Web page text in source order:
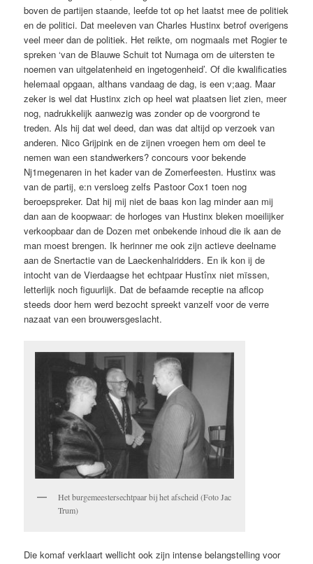
boven de partijen staande, leefde tot op het laatst mee de politiek
en de politici. Dat meeleven van Charles Hustinx betrof overigens
veel meer dan de politiek. Het reikte, om nogmaals met Rogier te
spreken ‘van de Blauwe Schuit tot Numaga om de uitersten te
noemen van uitgelatenheid en ingetogenheid’. Of die kwalificaties
helemaal opgaan, althans vandaag de dag, is een v;aag. Maar
zeker is wel dat Hustinx zich op heel wat plaatsen liet zien, meer
nog, nadrukkelijk aanwezig was zonder op de voorgrond te
treden. Als hij dat wel deed, dan was dat altijd op verzoek van
anderen. Nico Grijpink en de zijnen vroegen hem om deel te
nemen wan een standwerkers? concours voor bekende
Nj1megenaren in het kader van de Zomerfeesten. Hustinx was
van de partij, e:n versloeg zelfs Pastoor Cox1 toen nog
beroepspreker. Dat hij mij niet de baas kon lag minder aan mij
dan aan de koopwaar: de horloges van Hustinx bleken moeilijker
verkoopbaar dan de Dozen met onbekende inhoud die ik aan de
man moest brengen. Ik herinner me ook zijn actieve deelname
aan de Snertactie van de Laeckenhalridders. En ik kon ij de
intocht van de Vierdaagse het echtpaar Hustînx niet mïssen,
letterlijk noch figuurlijk. Dat de befaamde receptie na aflcop
steeds door hem werd bezocht spreekt vanzelf voor de verre
nazaat van een brouwersgeslacht.
Het burgemeestersechtpaar bij het afscheid (Foto Jac
Trum)
Die komaf verklaart wellicht ook zijn intense belangstelling voor